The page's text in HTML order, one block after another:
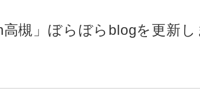
高槻」ぼらぼらblogを更新し